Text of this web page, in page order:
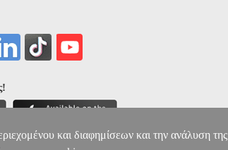
και διαφημίσεων και την ανάλυση της